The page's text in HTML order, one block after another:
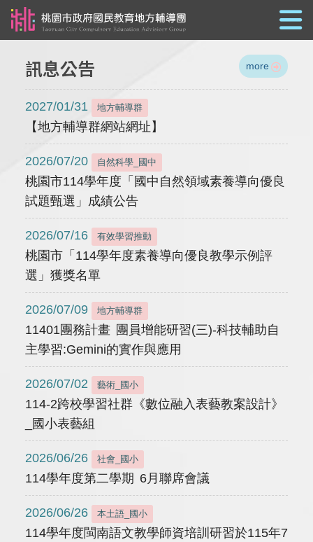
訊息公告 more
2027/01/31 地方輔導群
【地方輔導群網站網址】
2026/07/20 自然科學_國中
桃園市114學年度「國中自然領域素養導向優良
試題甄選」成績公告
2026/07/16 有效學習推動
桃園市「114學年度素養導向優良教學示例評
選」獲獎名單
2026/07/09 地方輔導群
11401團務計畫 團員增能研習(三)-科技輔助自
主學習:Gemini的實作與應用
2026/07/02 藝術_國小
114-2跨校學習社群《數位融入表藝教案設計》
_國小表藝組
2026/06/26 社會_國小
114學年度第二學期 6月聯席會議
2026/06/26 本土語_國小
114學年度閩南語文教學師資培訓研習於115年7